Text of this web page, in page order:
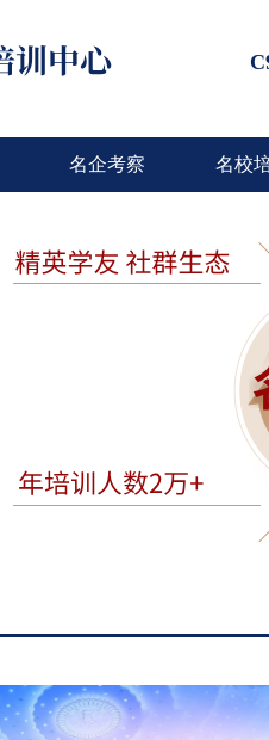
名企考察 名校